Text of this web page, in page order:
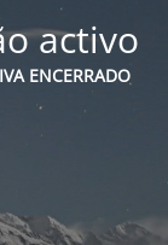
activo
ENCERRADO